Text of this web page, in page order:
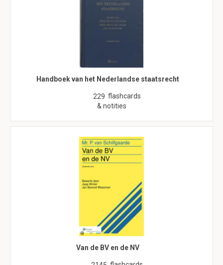
Handboek van het Nederlandse staatsrecht
229 flashcards
& notities
Van de BV en de NV